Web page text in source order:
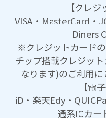
【クレジ
VISA・MasterCard・
Diners
※クレジットカード
チップ搭載クレジッ
なります)のご利用に
【電
iD・楽天Edy・
通系ICカー